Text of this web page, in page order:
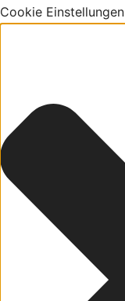
Cookie Einstellungen